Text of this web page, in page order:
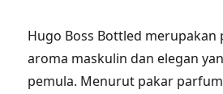
Hugo Boss Bottled merupakan
aroma maskulin dan elegan
pemula. Menurut pakar